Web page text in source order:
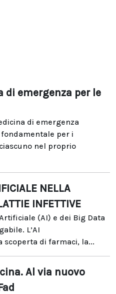
emergenza per le
di emergenza
per i
nel proprio
NELLA
INFETTIVE
(AI) e dei Big Data
L’AI
di farmaci, la...
Al via nuovo